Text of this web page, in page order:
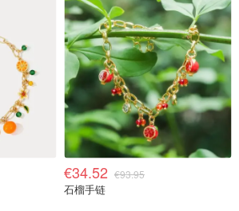
€34.52 €93.95
石榴手链